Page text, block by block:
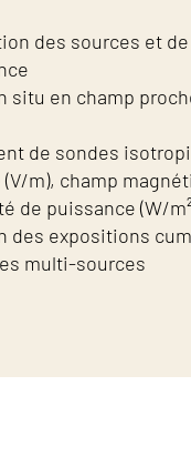
des sources et
situ en champ
de sondes
m), champ
de puissance (W/
des expositions
multi-sources